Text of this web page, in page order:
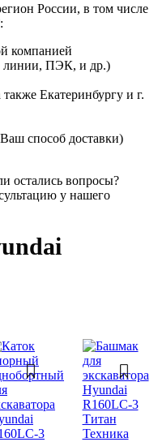
России, в том числе
компанией
линии, ПЭК, и др.)
Екатеринбургу и г.
способ доставки)
остались вопросы?
у нашего